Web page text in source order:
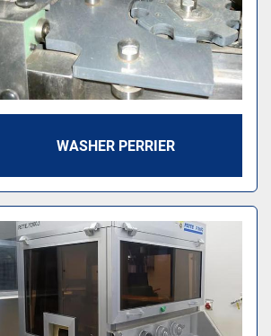
WASHER PERRIER